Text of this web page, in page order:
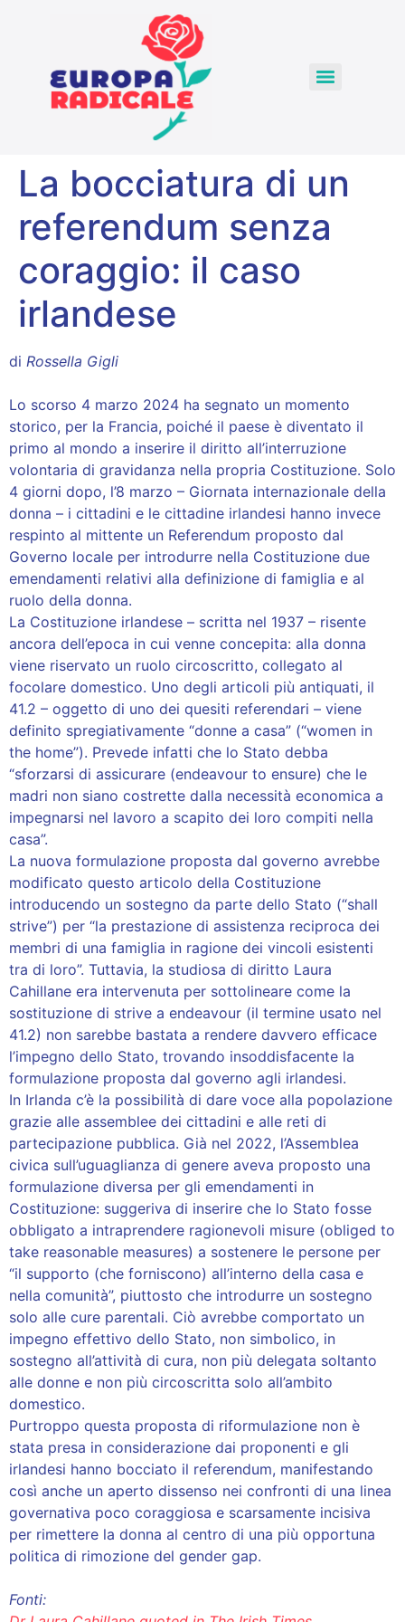
La bocciatura di un
referendum senza
coraggio: il caso
irlandese
di Rossella Gigli
Lo scorso 4 marzo 2024 ha segnato un momento
storico, per la Francia, poiché il paese è diventato il
primo al mondo a inserire il diritto all’interruzione
volontaria di gravidanza nella propria Costituzione. Solo
4 giorni dopo, l’8 marzo – Giornata internazionale della
donna – i cittadini e le cittadine irlandesi hanno invece
respinto al mittente un Referendum proposto dal
Governo locale per introdurre nella Costituzione due
emendamenti relativi alla definizione di famiglia e al
ruolo della donna.
La Costituzione irlandese – scritta nel 1937 – risente
ancora dell’epoca in cui venne concepita: alla donna
viene riservato un ruolo circoscritto, collegato al
focolare domestico. Uno degli articoli più antiquati, il
41.2 – oggetto di uno dei quesiti referendari – viene
definito spregiativamente “donne a casa” (“women in
the home”). Prevede infatti che lo Stato debba
“sforzarsi di assicurare (endeavour to ensure) che le
madri non siano costrette dalla necessità economica a
impegnarsi nel lavoro a scapito dei loro compiti nella
casa”.
La nuova formulazione proposta dal governo avrebbe
modificato questo articolo della Costituzione
introducendo un sostegno da parte dello Stato (“shall
strive”) per “la prestazione di assistenza reciproca dei
membri di una famiglia in ragione dei vincoli esistenti
tra di loro”. Tuttavia, la studiosa di diritto Laura
Cahillane era intervenuta per sottolineare come la
sostituzione di strive a endeavour (il termine usato nel
41.2) non sarebbe bastata a rendere davvero efficace
l’impegno dello Stato, trovando insoddisfacente la
formulazione proposta dal governo agli irlandesi.
In Irlanda c’è la possibilità di dare voce alla popolazione
grazie alle assemblee dei cittadini e alle reti di
partecipazione pubblica. Già nel 2022, l’Assemblea
civica sull’uguaglianza di genere aveva proposto una
formulazione diversa per gli emendamenti in
Costituzione: suggeriva di inserire che lo Stato fosse
obbligato a intraprendere ragionevoli misure (obliged to
take reasonable measures) a sostenere le persone per
“il supporto (che forniscono) all’interno della casa e
nella comunità”, piuttosto che introdurre un sostegno
solo alle cure parentali. Ciò avrebbe comportato un
impegno effettivo dello Stato, non simbolico, in
sostegno all’attività di cura, non più delegata soltanto
alle donne e non più circoscritta solo all’ambito
domestico.
Purtroppo questa proposta di riformulazione non è
stata presa in considerazione dai proponenti e gli
irlandesi hanno bocciato il referendum, manifestando
così anche un aperto dissenso nei confronti di una linea
governativa poco coraggiosa e scarsamente incisiva
per rimettere la donna al centro di una più opportuna
politica di rimozione del gender gap.
Fonti: